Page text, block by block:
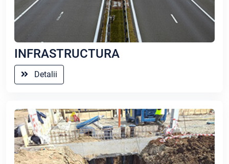
INFRASTRUCTURA
Detalii